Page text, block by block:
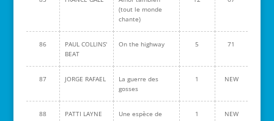
(tout le monde
chante)
86
PAUL COLLINS'
BEAT
On the highway 5 71
87 JORGE RAFAEL
La guerre des
gosses
1 NEW
88 PATTI LAYNE
Une espèce de
1 NEW